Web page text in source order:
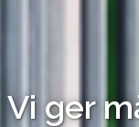
Vi ger